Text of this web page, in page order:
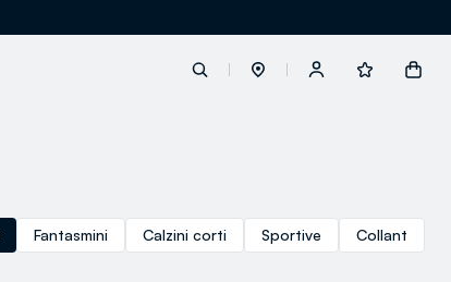
button.loginandregister
Fantasmini Calzini corti Sportive Collant